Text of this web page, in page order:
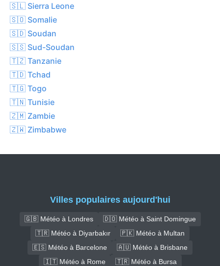
🇸🇱 Sierra Leone
🇸🇴 Somalie
🇸🇩 Soudan
🇸🇸 Sud-Soudan
🇹🇿 Tanzanie
🇹🇩 Tchad
🇹🇬 Togo
🇹🇳 Tunisie
🇿🇲 Zambie
🇿🇼 Zimbabwe
Villes populaires aujourd'hui
🇬🇧 Météo à Londres
🇩🇴 Météo à Saint Domingue
🇹🇷 Météo à Diyarbakır
🇵🇰 Météo à Multan
🇪🇸 Météo à Barcelone
🇦🇺 Météo à Brisbane
🇮🇹 Météo à Rome
🇹🇷 Météo à Bursa